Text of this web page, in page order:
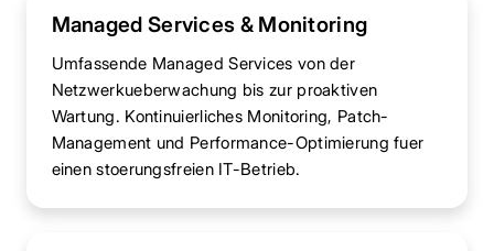
Managed Services & Monitoring
Umfassende Managed Services von der
Netzwerkueberwachung bis zur proaktiven
Wartung. Kontinuierliches Monitoring, Patch-
Management und Performance-Optimierung fuer
einen stoerungsfreien IT-Betrieb.